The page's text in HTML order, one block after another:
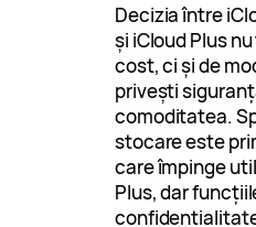
Decizia între
și iCloud Plus
cost, ci și de
privești
comoditatea.
stocare este
care împinge
Plus, dar